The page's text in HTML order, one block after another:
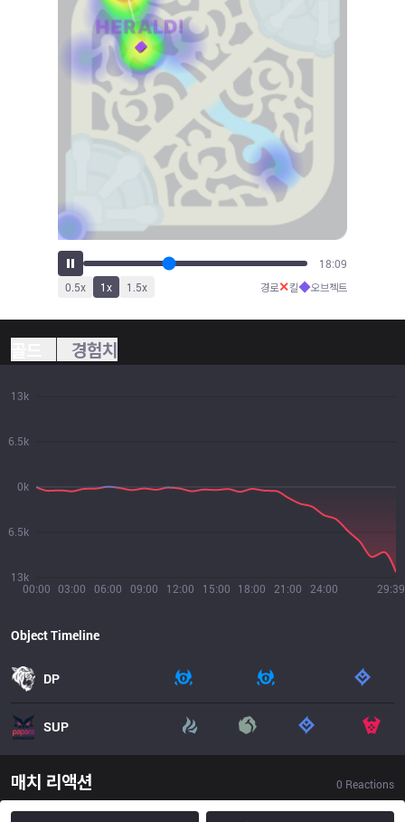
20:16
0.5x 1x 1.5x 경로✕킬◆오브젝트
경험치
00:00 03:00 06:00 09:00 12:00 15:00 18:00 21:00 24:00 29:39
13k
6.5k
0k
6.5k
13k
Object Timeline
DP
SUP
매치 리액션 0 Reactions